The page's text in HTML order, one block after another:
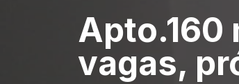
Apto.160
vagas,